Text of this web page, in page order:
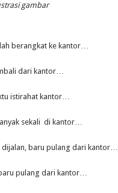
gambar
berangkat ke kantor…
dari kantor…
istirahat kantor…
sekali di kantor…
baru pulang dari kantor…
pulang dari kantor…